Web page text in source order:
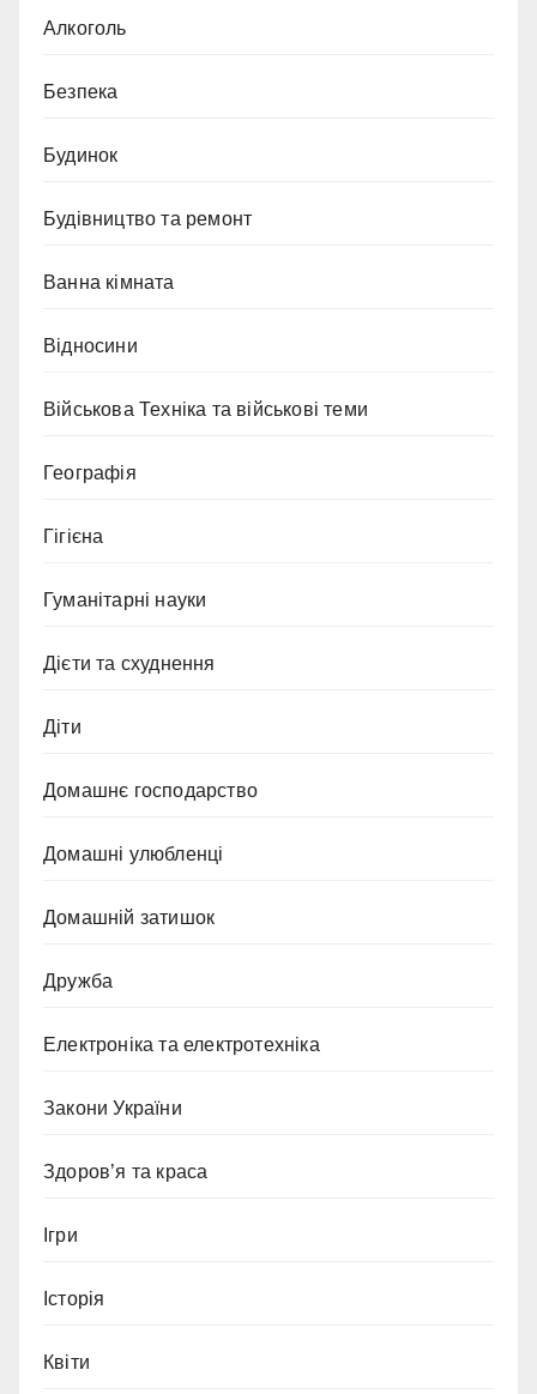
Алкоголь
Безпека
Будинок
Будівництво та ремонт
Ванна кімната
Відносини
Військова Техніка та військові теми
Географія
Гігієна
Гуманітарні науки
Дієти та схуднення
Діти
Домашнє господарство
Домашні улюбленці
Домашній затишок
Дружба
Електроніка та електротехніка
Закони України
Здоров’я та краса
Ігри
Історія
Квіти